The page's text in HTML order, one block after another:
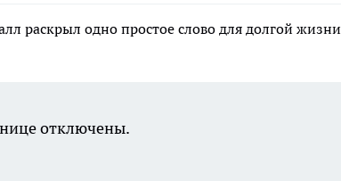
раскрыл одно простое слово для долгой жизни
отключены.